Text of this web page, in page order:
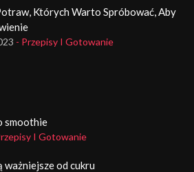
Których Warto Spróbować, Aby
- Przepisy I Gotowanie
smoothie
I Gotowanie
ważniejsze od cukru